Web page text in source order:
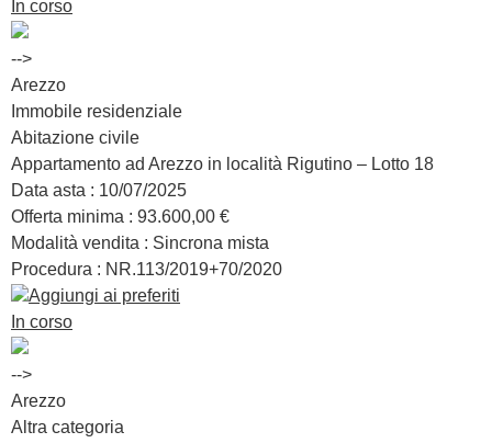
In corso
-->
Arezzo
Immobile residenziale
Abitazione civile
Appartamento ad Arezzo in località Rigutino – Lotto 18
Data asta : 10/07/2025
Offerta minima : 93.600,00 €
Modalità vendita : Sincrona mista
Procedura : NR.113/2019+70/2020
Aggiungi ai preferiti
In corso
-->
Arezzo
Altra categoria